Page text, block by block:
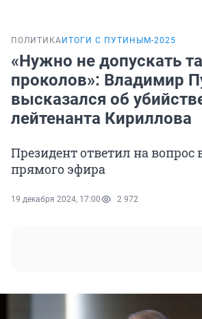
ПОЛИТИКА ИТОГИ С ПУТИНЫМ-2025
«Нужно не допускать
проколов»: Владимир
высказался об
лейтенанта Кириллова
Президент ответил на вопрос
прямого эфира
19 декабря 2024, 17:00 2 972